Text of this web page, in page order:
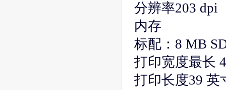
分辨率203 dpi
内存
标配：8 MB
打印宽度最长
打印长度39 英